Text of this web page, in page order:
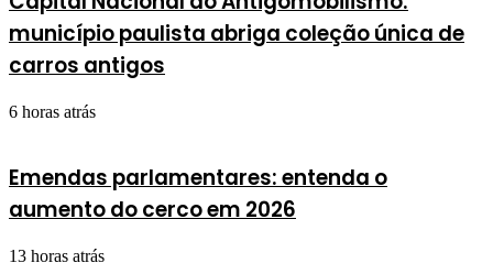
município paulista abriga coleção única de
carros antigos
6 horas atrás
Emendas parlamentares: entenda o
aumento do cerco em 2026
13 horas atrás